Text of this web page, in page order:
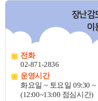
장난감
이
전화
02-871-2836
운영시간
화요일 ~ 토요일 09:30 ~
(12:00~13:00 점심시간)